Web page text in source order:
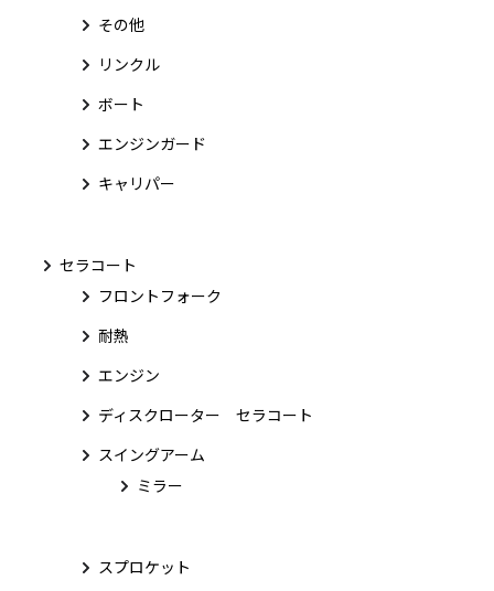
その他
リンクル
ボート
エンジンガード
キャリパー
セラコート
フロントフォーク
耐熱
エンジン
ディスクローター セラコート
スイングアーム
ミラー
スプロケット